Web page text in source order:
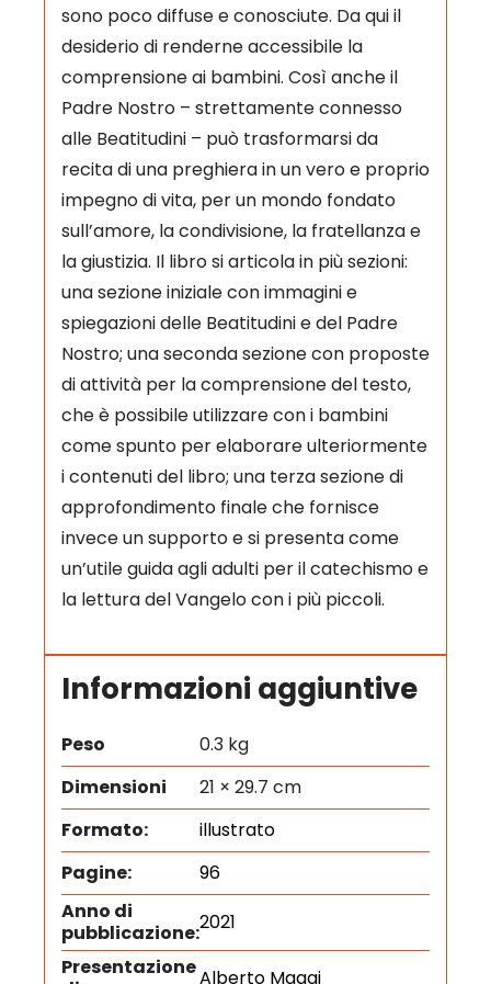
sono poco diffuse e conosciute. Da qui il
desiderio di renderne accessibile la
comprensione ai bambini. Così anche il
Padre Nostro – strettamente connesso
alle Beatitudini – può trasformarsi da
recita di una preghiera in un vero e proprio
impegno di vita, per un mondo fondato
sull’amore, la condivisione, la fratellanza e
la giustizia. Il libro si articola in più sezioni:
una sezione iniziale con immagini e
spiegazioni delle Beatitudini e del Padre
Nostro; una seconda sezione con proposte
di attività per la comprensione del testo,
che è possibile utilizzare con i bambini
come spunto per elaborare ulteriormente
i contenuti del libro; una terza sezione di
approfondimento finale che fornisce
invece un supporto e si presenta come
un’utile guida agli adulti per il catechismo e
la lettura del Vangelo con i più piccoli.
Informazioni aggiuntive
Peso
0.3 kg
Dimensioni
21 × 29.7 cm
Formato:
illustrato
Pagine:
96
Anno di
pubblicazione:2021
PresentazioneAlberto Maggi